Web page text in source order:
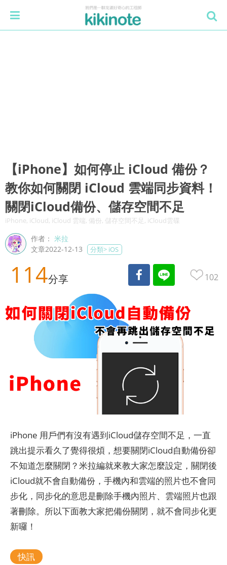
【iPhone】如何停止 iCloud 備份？
教你如何關閉 iCloud 雲端同步資料！
關閉iCloud備份、儲存空間不足
iPhone, iCloud, iCloud 雲端, 備份, 儲存空間不足, iCloud雲碟
作者：米拉
文章2022-12-13
分類> iOS
114分享 102
iPhone 用戶們有沒有遇到iCloud儲存空間不足，一直
跳出提示看久了覺得很煩，想要關閉iCloud自動備份卻
不知道怎麼關閉？米拉編就來教大家怎麼設定，關閉後
iCloud就不會自動備份，手機內和雲端的照片也不會同
步化，同步化的意思是刪除手機內照片、雲端照片也跟
著刪除。所以下面教大家把備份關閉，就不會同步化更
新囉！
快訊